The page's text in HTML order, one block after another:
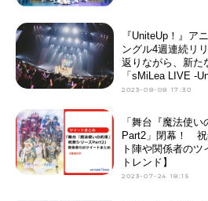
『UniteUp！』ア
ングル4週連続リ
返りながら、新た
「sMiLea LIVE -
2023-08-08 17:30
「舞台『魔法使
Part2」閉幕！ 祝
ト陣や関係者のツ
トレンド】
2023-07-24 18:15